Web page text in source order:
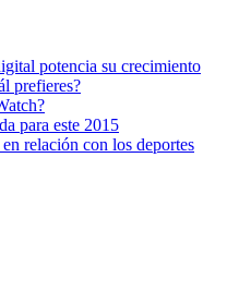
potencia su crecimiento
prefieres?
para este 2015
relación con los deportes